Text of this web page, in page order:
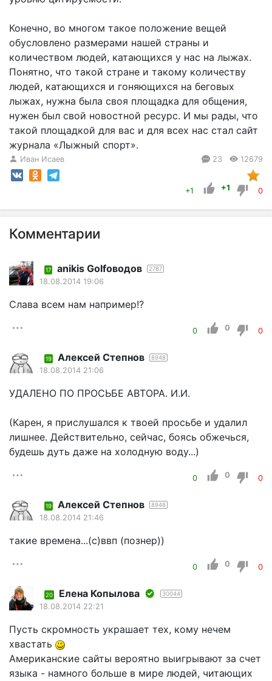
Конечно, во многом такое положение вещей
обусловлено размерами нашей страны и
количеством людей, катающихся у нас на лыжах.
Понятно, что такой стране и такому количеству
людей, катающихся и гоняющихся на беговых
лыжах, нужна была своя площадка для общения,
нужен был свой новостной ресурс. И мы рады, что
такой площадкой для вас и для всех нас стал сайт
журнала «Лыжный спорт».
Иван Исаев 23 12679
+1 +1 0
Комментарии
17 anikis Golfоводов 2787
18.08.2014 19:06
Слава всем нам например!?
0 0 0
19 Алексей Степнов 8948
18.08.2014 21:06
УДАЛЕНО ПО ПРОСЬБЕ АВТОРА. И.И.
(Карен, я прислушался к твоей просьбе и удалил
лишнее. Действительно, сейчас, боясь обжечься,
будешь дуть даже на холодную воду...)
0 0 0
19 Алексей Степнов 8948
18.08.2014 21:46
такие времена...(с)ввп (познер))
0 0 0
20 Елена Копылова 30044
18.08.2014 22:21
Пусть скромность украшает тех, кому нечем
хвастать
Американские сайты вероятно выигрывают за счет
языка - намного больше в мире людей, читающих